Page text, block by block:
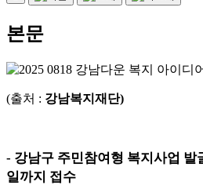
본문
(출처 : 강남복지재단)
- 강남구 주민참여형 복지사업 발
일까지 접수